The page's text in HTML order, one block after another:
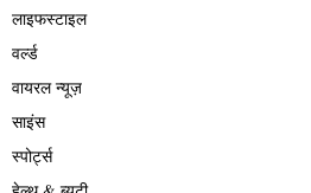
लाइफस्टाइल
वर्ल्ड
वायरल न्यूज़
साइंस
स्पोर्ट्स